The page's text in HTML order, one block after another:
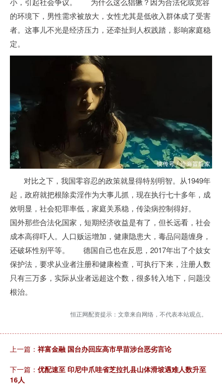
的环境下，男性需求被放大，女性尤其是低收入群体成了受害
者。这事儿不光是经济压力，还牵扯到人权践踏，影响家庭稳
定。
对比之下，我国零容忍的政策就显得特别明智。从1949年
起，政府就把根除卖淫作为大事儿抓，现在执行七十多年，成
效明显，社会犯罪率低，家庭关系稳，传染病控制得好。
国外那些合法化国家，短期经济收益是有了，但长远看，社会
成本高得吓人。人口贩运增加，健康隐患大，毒品问题缠身，
还破坏性别平等。 德国自己也在反思，2017年出了个妓女
保护法，要求从业者注册和健康检查，可执行下来，注册人数
只有三万多，实际从业者远超这个数，很多转入地下，问题没
根治。
恒正网配资提示：文章来自网络，不代表本站观点。
上一篇： 祥富金融 国台办回应高市早苗涉台恶劣言论
下一篇： 优配速至 印尼中爪哇省芝拉扎县山体滑坡遇难人数升至
16人